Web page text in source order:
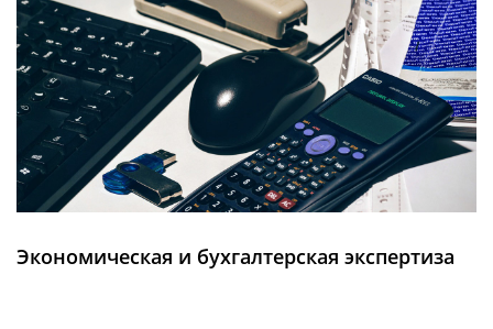
Экономическая и бухгалтерская экспертиза